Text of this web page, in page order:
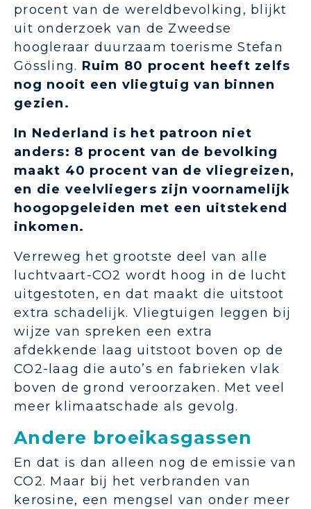
procent van de wereldbevolking, blijkt
uit onderzoek van de Zweedse
hoogleraar duurzaam toerisme Stefan
Gössling. Ruim 80 procent heeft zelfs
nog nooit een vliegtuig van binnen
gezien.
In Nederland is het patroon niet
anders: 8 procent van de bevolking
maakt 40 procent van de vliegreizen,
en die veelvliegers zijn voornamelijk
hoogopgeleiden met een uitstekend
inkomen.
Verreweg het grootste deel van alle
luchtvaart-CO2 wordt hoog in de lucht
uitgestoten, en dat maakt die uitstoot
extra schadelijk. Vliegtuigen leggen bij
wijze van spreken een extra
afdekkende laag uitstoot boven op de
CO2-laag die auto’s en fabrieken vlak
boven de grond veroorzaken. Met veel
meer klimaatschade als gevolg.
Andere broeikasgassen
En dat is dan alleen nog de emissie van
CO2. Maar bij het verbranden van
kerosine, een mengsel van onder meer